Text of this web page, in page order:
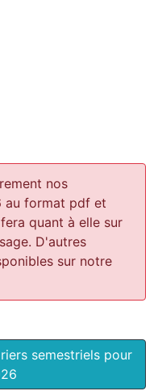
nos
au format pdf et
quant à elle sur
D'autres
sur notre
semestriels pour